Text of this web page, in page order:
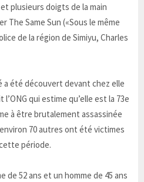
plusieurs doigts de la main
The Same Sun («Sous le même
de la région de Simiyu, Charles
a été découvert devant chez elle
qui estime qu’elle est la 73e
à être brutalement assassinée
70 autres ont été victimes
période.
de 52 ans et un homme de 45 ans